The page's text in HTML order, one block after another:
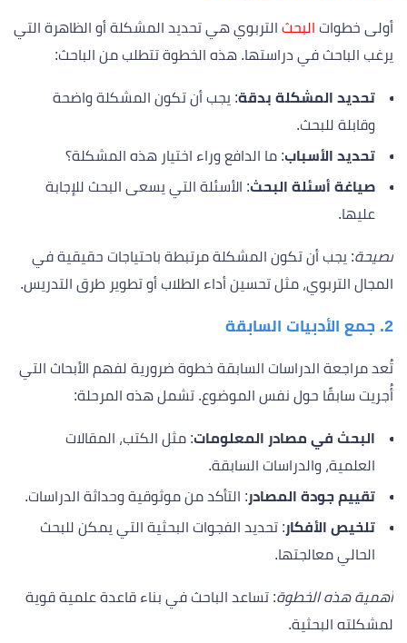
أولى خطوات البحث التربوي هي تحديد المشكلة أو الظاهرة التي
يرغب الباحث في دراستها. هذه الخطوة تتطلب من الباحث:
تحديد المشكلة بدقة: يجب أن تكون المشكلة واضحة
وقابلة للبحث.
تحديد الأسباب: ما الدافع وراء اختيار هذه المشكلة؟
صياغة أسئلة البحث: الأسئلة التي يسعى البحث للإجابة
عليها.
نصيحة: يجب أن تكون المشكلة مرتبطة باحتياجات حقيقية في
المجال التربوي، مثل تحسين أداء الطلاب أو تطوير طرق التدريس.
2. جمع الأدبيات السابقة
تُعد مراجعة الدراسات السابقة خطوة ضرورية لفهم الأبحاث التي
أُجريت سابقًا حول نفس الموضوع. تشمل هذه المرحلة:
البحث في مصادر المعلومات: مثل الكتب، المقالات
العلمية، والدراسات السابقة.
تقييم جودة المصادر: التأكد من موثوقية وحداثة الدراسات.
تلخيص الأفكار: تحديد الفجوات البحثية التي يمكن للبحث
الحالي معالجتها.
أهمية هذه الخطوة: تساعد الباحث في بناء قاعدة علمية قوية
لمشكلته البحثية.